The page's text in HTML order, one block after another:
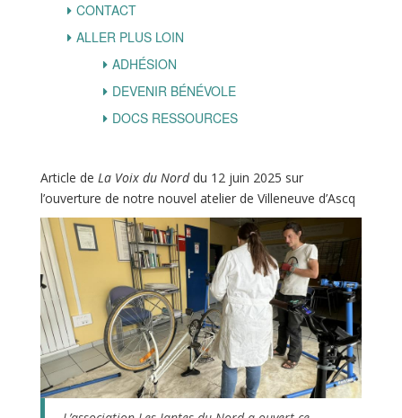
CONTACT
ALLER PLUS LOIN
ADHÉSION
DEVENIR BÉNÉVOLE
DOCS RESSOURCES
Article de La Voix du Norddu 12 juin 2025 sur
l’ouverture de notre nouvel atelier de Villeneuve d’Ascq